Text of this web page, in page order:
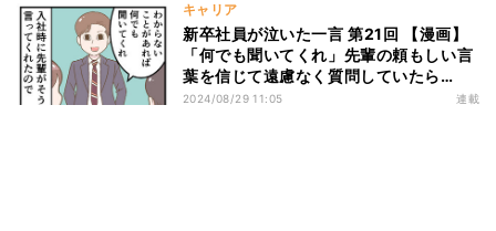
キャリア
新卒社員が泣いた一言 第21回 【漫画】
「何でも聞いてくれ」先輩の頼もしい言
葉を信じて遠慮なく質問していたら…
2024/08/29 11:05 連載